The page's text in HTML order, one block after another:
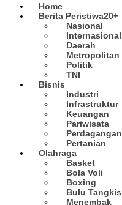
Home
Berita Peristiwa20+
Nasional
Internasional
Daerah
Metropolitan
Politik
TNI
Bisnis
Industri
Infrastruktur
Keuangan
Pariwisata
Perdagangan
Pertanian
Olahraga
Basket
Bola Voli
Boxing
Bulu Tangkis
Menembak